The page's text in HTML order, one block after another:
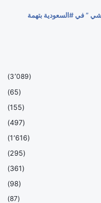
” في #السعودية بتهمة
(3٬089)
(65)
(155)
(497)
(1٬616)
(295)
(361)
(98)
(87)